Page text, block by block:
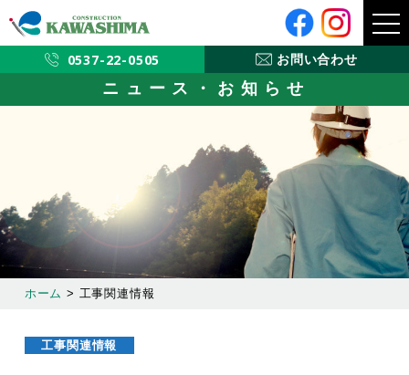
ニ
0537-22-0505 お問い合わせ
ニュース・お知らせ
ホーム > 工事関連情報
工事関連情報